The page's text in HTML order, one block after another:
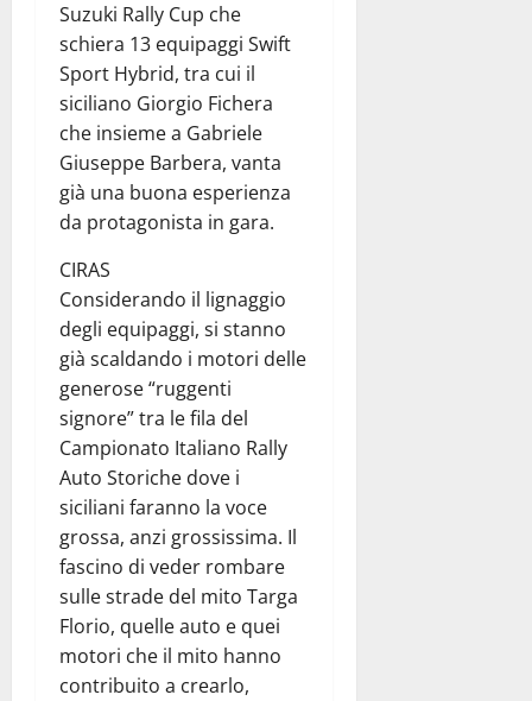
Suzuki Rally Cup che
schiera 13 equipaggi Swift
Sport Hybrid, tra cui il
siciliano Giorgio Fichera
che insieme a Gabriele
Giuseppe Barbera, vanta
già una buona esperienza
da protagonista in gara.
CIRAS
Considerando il lignaggio
degli equipaggi, si stanno
già scaldando i motori delle
generose “ruggenti
signore” tra le fila del
Campionato Italiano Rally
Auto Storiche dove i
siciliani faranno la voce
grossa, anzi grossissima. Il
fascino di veder rombare
sulle strade del mito Targa
Florio, quelle auto e quei
motori che il mito hanno
contribuito a crearlo,